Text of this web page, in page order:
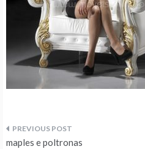
Navegação
maples e poltronas